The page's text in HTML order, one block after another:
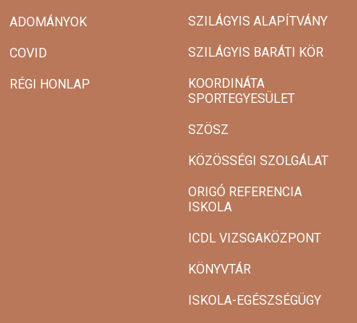
ADOMÁNYOK
COVID
RÉGI HONLAP
SZILÁGYIS ALAPÍTVÁNY
SZILÁGYIS BARÁTI KÖR
KOORDINÁTA
SPORTEGYESÜLET
SZÖSZ
KÖZÖSSÉGI SZOLGÁLAT
ORIGÓ REFERENCIA
ISKOLA
ICDL VIZSGAKÖZPONT
KÖNYVTÁR
ISKOLA-EGÉSZSÉGÜGY